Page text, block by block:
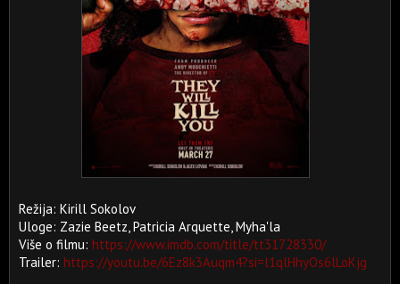
Režija: Kirill Sokolov
Uloge: Zazie Beetz, Patricia Arquette, Myha'la
Više o filmu: https://www.imdb.com/title/tt31728330/
Trailer: https://youtu.be/6Ez8k3Auqm4?si=l1qlHhyOs6lLoKjg